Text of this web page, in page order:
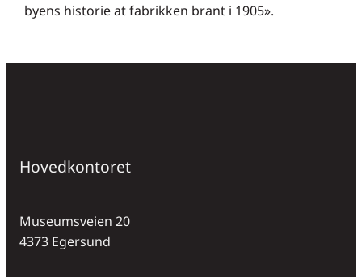
byens historie at fabrikken brant i 1905».
Hovedkontoret
Museumsveien 20
4373 Egersund